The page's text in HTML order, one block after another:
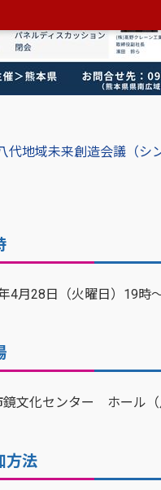
代地域未来創造会議（シ
4月28日（火曜日）19時
鏡文化センター ホール（
方法